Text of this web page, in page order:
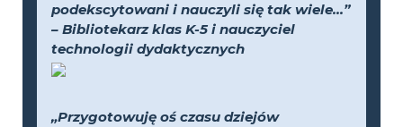
podekscytowani i nauczyli się tak wiele...”
– Bibliotekarz klas K-5 i nauczyciel
technologii dydaktycznych
„Przygotowuję oś czasu dziejów